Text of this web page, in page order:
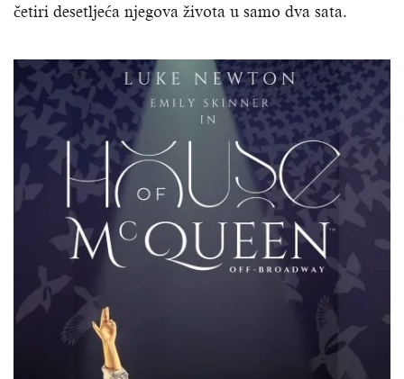
četiri desetljeća njegova života u samo dva sata.